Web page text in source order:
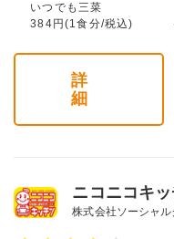
いつでも三菜
384円(1食分/税込)
詳
細
ニコニコキ
株式会社ソーシャ